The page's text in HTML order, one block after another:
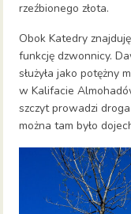
rzeźbionego złota.
Obok Katedry
funkcję dzwonnicy.
służyła jako potężny
w Kalifacie
szczyt prowadzi
można tam było